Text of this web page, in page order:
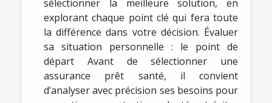
sélectionner la meilleure solution, en
explorant chaque point clé qui fera toute
la différence dans votre décision. Évaluer
sa situation personnelle : le point de
départ Avant de sélectionner une
assurance prêt santé, il convient
d’analyser avec précision ses besoins pour